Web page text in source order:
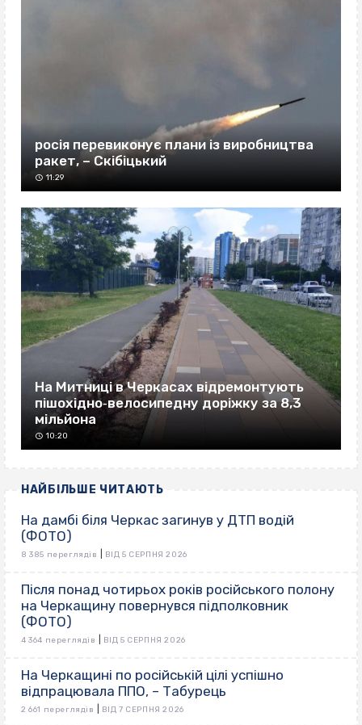
росія перевиконує плани із виробництва
ракет, – Скібіцький
11:29
На Митниці в Черкасах відремонтують
пішохідно‐велосипедну доріжку за 8,3
мільйона
10:20
НАЙБІЛЬШЕ ЧИТАЮТЬ
На дамбі біля Черкас загинув у ДТП водій
(ФОТО)
8 385 переглядів ВІД 5 СЕРПНЯ 2026
Після понад чотирьох років російського полону
на Черкащину повернувся підполковник
(ФОТО)
4 364 переглядів ВІД 5 СЕРПНЯ 2026
На Черкащині по російській цілі успішно
відпрацювала ППО, – Табурець
2 661 переглядів ВІД 7 СЕРПНЯ 2026